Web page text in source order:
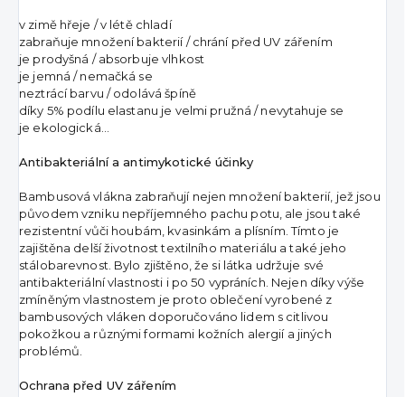
v zimě hřeje / v létě chladí
zabraňuje množení bakterií / chrání před UV zářením
je prodyšná / absorbuje vlhkost
je jemná / nemačká se
neztrácí barvu / odolává špíně
díky 5% podílu elastanu je velmi pružná / nevytahuje se
je ekologická…
Antibakteriální a antimykotické účinky
Bambusová vlákna zabraňují nejen množení bakterií, jež jsou
původem vzniku nepříjemného pachu potu, ale jsou také
rezistentní vůči houbám, kvasinkám a plísním. Tímto je
zajištěna delší životnost textilního materiálu a také jeho
stálobarevnost. Bylo zjištěno, že si látka udržuje své
antibakteriální vlastnosti i po 50 vypráních. Nejen díky výše
zmíněným vlastnostem je proto oblečení vyrobené z
bambusových vláken doporučováno lidem s citlivou
pokožkou a různými formami kožních alergií a jiných
problémů.
Ochrana před UV zářením